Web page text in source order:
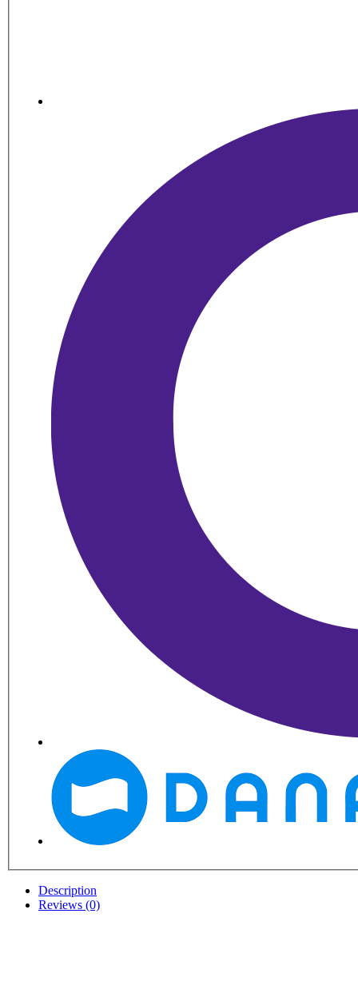
Description
Reviews (0)